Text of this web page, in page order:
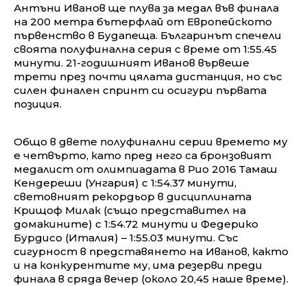
Антъни Иванов ще плува за медал във финала
на 200 метра бътерфлай от Европейското
първенство в Будапеща. Българинът спечели
своята полуфинална серия с време от 1:55.45
минути. 21-годишният Иванов вървеше
трети през почти цялата дистанция, но със
силен финален спринт си осигури първата
позиция.
Общо в двете полуфинални серии времето му
е четвърто, като пред него са бронзовият
медалист от олимпиадата в Рио 2016 Тамаш
Кендереши (Унгария) с 1:54.37 минути,
световният рекордьор в дисциплината
Крищоф Милак (също представител на
домакините) с 1:54.72 минути и Федерико
Бурдисо (Италия) – 1:55.03 минути. Със
сигурност в представянето на Иванов, както
и на конкурентите му, има резерви преди
финала в сряда вечер (около 20,45 наше време).